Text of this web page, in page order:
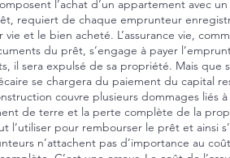
l’achat d’un appartement avec
requiert de chaque emprunteur
et le bien acheté. L’assurance vie,
du prêt, s’engage à payer
il sera expulsé de sa propriété. Mais
se chargera du paiement du capital
couvre plusieurs dommages liés
de terre et la perte complète de la
l’utiliser pour rembourser le prêt et ainsi
n’attachent pas d’importance au